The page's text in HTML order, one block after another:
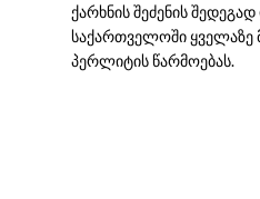
ქარხნის შეძენის
საქართველოში ყველაზე
პერლიტის წარმოებას.